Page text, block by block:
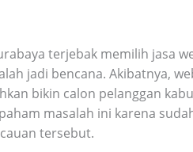
terjebak memilih jasa
jadi bencana. Akibatnya,
bikin calon pelanggan
masalah ini karena
tersebut.